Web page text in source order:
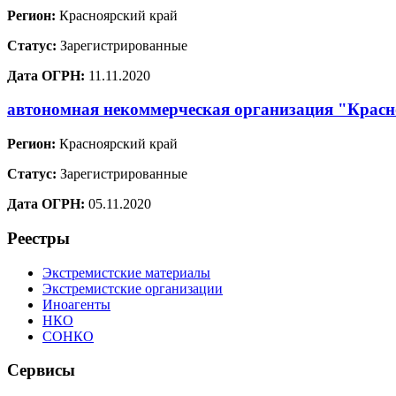
Регион: Красноярский край
Статус: Зарегистрированные
Дата ОГРН: 11.11.2020
автономная некоммерческая организация
Регион: Красноярский край
Статус: Зарегистрированные
Дата ОГРН: 05.11.2020
Реестры
Экстремистские материалы
Экстремистские организации
Иноагенты
НКО
СОНКО
Сервисы